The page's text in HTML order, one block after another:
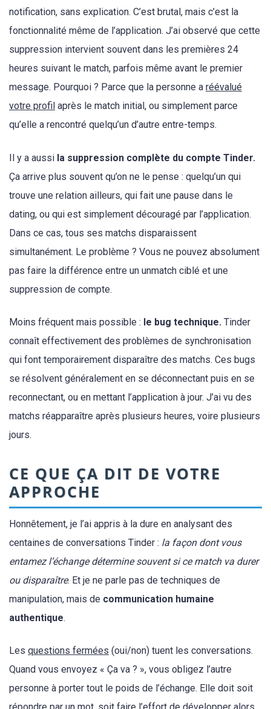
notification, sans explication. C’est brutal, mais c’est la
fonctionnalité même de l’application. J’ai observé que cette
suppression intervient souvent dans les premières 24
heures suivant le match, parfois même avant le premier
message. Pourquoi ? Parce que la personne a réévalué
votre profil après le match initial, ou simplement parce
qu’elle a rencontré quelqu’un d’autre entre-temps.
Il y a aussi la suppression complète du compte Tinder.
Ça arrive plus souvent qu’on ne le pense : quelqu’un qui
trouve une relation ailleurs, qui fait une pause dans le
dating, ou qui est simplement découragé par l’application.
Dans ce cas, tous ses matchs disparaissent
simultanément. Le problème ? Vous ne pouvez absolument
pas faire la différence entre un unmatch ciblé et une
suppression de compte.
Moins fréquent mais possible : le bug technique. Tinder
connaît effectivement des problèmes de synchronisation
qui font temporairement disparaître des matchs. Ces bugs
se résolvent généralement en se déconnectant puis en se
reconnectant, ou en mettant l’application à jour. J’ai vu des
matchs réapparaître après plusieurs heures, voire plusieurs
jours.
CE QUE ÇA DIT DE VOTRE
APPROCHE
Honnêtement, je l’ai appris à la dure en analysant des
centaines de conversations Tinder : la façon dont vous
entamez l’échange détermine souvent si ce match va durer
ou disparaître. Et je ne parle pas de techniques de
manipulation, mais de communication humaine
authentique.
Les questions fermées (oui/non) tuent les conversations.
Quand vous envoyez « Ça va ? », vous obligez l’autre
personne à porter tout le poids de l’échange. Elle doit soit